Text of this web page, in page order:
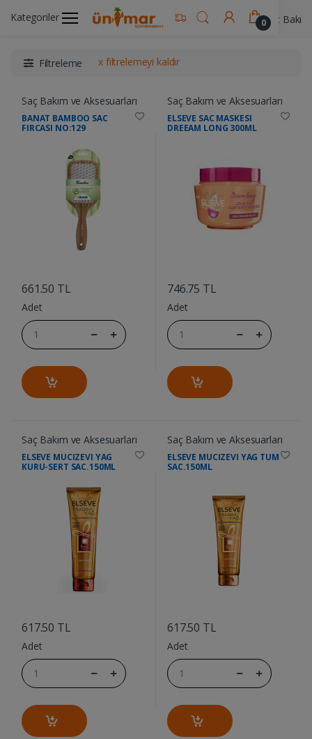
Kategoriler 0
Ünimar Anasayfa Kişisel Bakım Ürünleri Saç
Filtreleme x filtrelemeyi kaldır
Saç Bakım ve Aksesuarları
BANAT BAMBOO SAC
FIRCASI NO:129
661.50 TL
Adet
Saç Bakım ve Aksesuarları
ELSEVE SAC MASKESI
DREEAM LONG 300ML
746.75 TL
Adet
Saç Bakım ve Aksesuarları
ELSEVE MUCIZEVI YAG
KURU-SERT SAC.150ML
617.50 TL
Adet
Saç Bakım ve Aksesuarları
ELSEVE MUCIZEVI YAG TUM
SAC.150ML
617.50 TL
Adet